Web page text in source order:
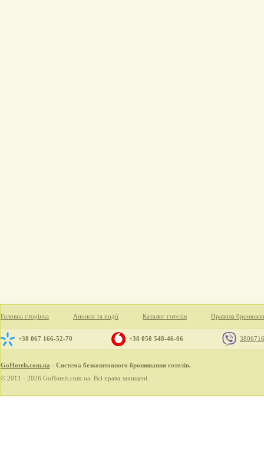
Головна сторінка Анонси та події Каталог готелів Правила
+38 067 166-52-70 +38 050 548-46-06
GoHotels.com.ua - Система безкоштовного бронювання готелів.
© 2011 - 2026 GoHotels.com.ua. Всі права захищені.